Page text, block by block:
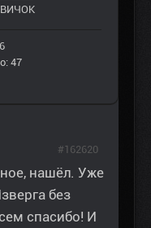
47
нашёл. Уже
без
спасибо! И
#162620